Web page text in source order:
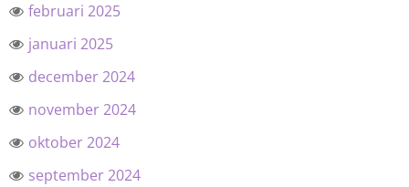
februari 2025
januari 2025
december 2024
november 2024
oktober 2024
september 2024